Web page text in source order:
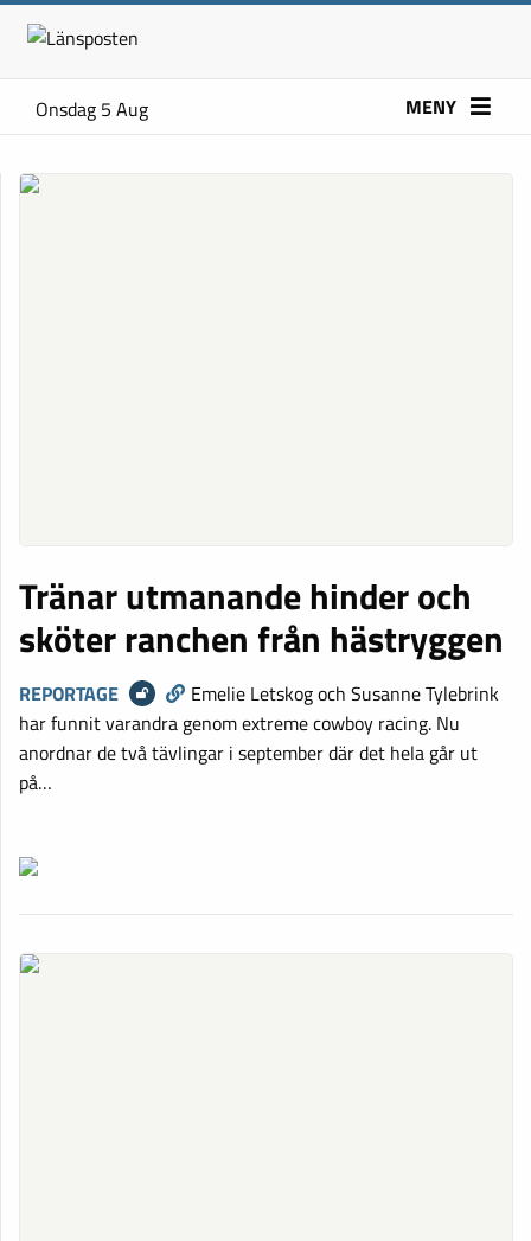
Onsdag 5 Aug MENY
Tränar utmanande hinder och
sköter ranchen från hästryggen
REPORTAGE
Emelie Letskog och Susanne Tylebrink
har funnit varandra genom extreme cowboy racing. Nu
anordnar de två tävlingar i september där det hela går ut
på…